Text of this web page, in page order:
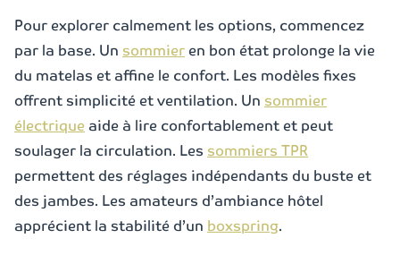
Pour explorer calmement les options, commencez
par la base. Un sommieren bon état prolonge la vie
du matelas et affine le confort. Les modèles fixes
offrent simplicité et ventilation. Un sommier
électrique aide à lire confortablement et peut
soulager la circulation. Les sommiers TPR
permettent des réglages indépendants du buste et
des jambes. Les amateurs d’ambiance hôtel
apprécient la stabilité d’un boxspring.